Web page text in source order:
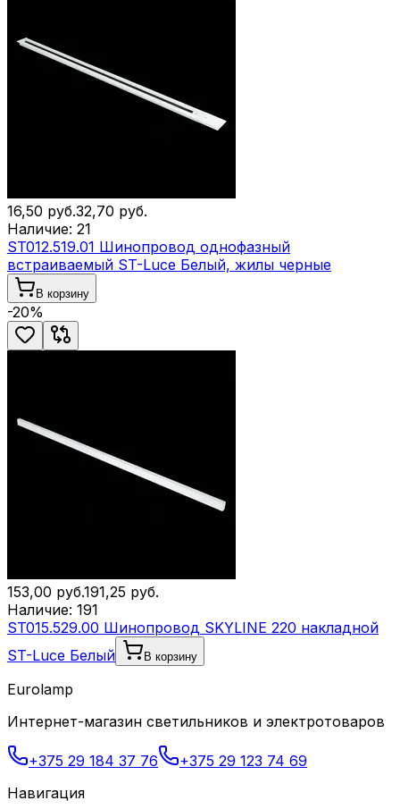
16,50 руб.32,70 руб.
Наличие: 21
ST012.519.01 Шинопровод однофазный
встраиваемый ST-Luce Белый, жилы черные
В корзину
-20%
153,00 руб.191,25 руб.
Наличие: 191
ST015.529.00 Шинопровод SKYLINE 220 накладной
ST-Luce Белый
В корзину
Eurolamp
Интернет-магазин светильников и электротоваров
+375 29 184 37 76
+375 29 123 74 69
Навигация